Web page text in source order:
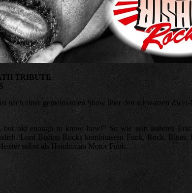
TRIBUTE
einer gemeinsamen Show über den schwarzen
old enough to know how!” So wie sein äußeres
Lord Bishop Rocks kombinieren Funk, Rock,
selbst als Hendrixian Motör Funk.